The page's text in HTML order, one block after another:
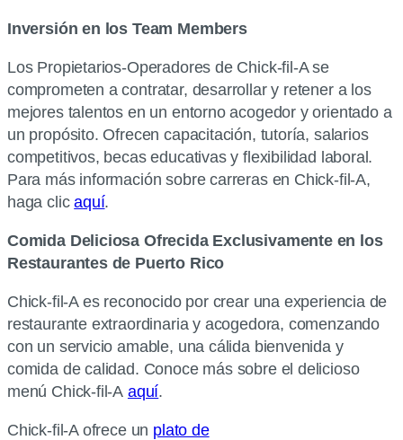
Inversión en los Team Members
Los Propietarios-Operadores de Chick-fil-A se
comprometen a contratar, desarrollar y retener a los
mejores talentos en un entorno acogedor y orientado a
un propósito. Ofrecen capacitación, tutoría, salarios
competitivos, becas educativas y flexibilidad laboral.
Para más información sobre carreras en Chick-fil-A,
haga clicaquí.
Comida Deliciosa Ofrecida Exclusivamente en los
Restaurantes de Puerto Rico
Chick-fil-A es reconocido por crear una experiencia de
restaurante extraordinaria y acogedora, comenzando
con un servicio amable, una cálida bienvenida y
comida de calidad. Conoce más sobre el delicioso
menú Chick-fil-A aquí.
Chick-fil-A ofrece un plato de